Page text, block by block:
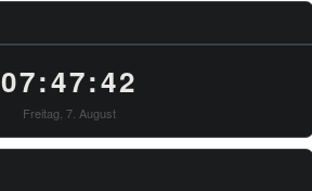
07:47:42
Freitag, 7. August